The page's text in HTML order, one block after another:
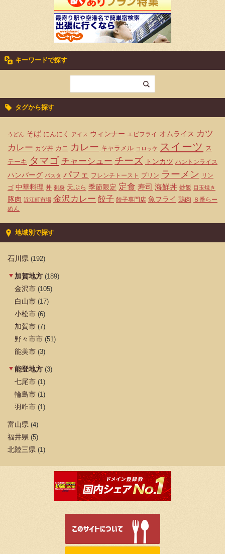
キーワードで探す
タグから探す
うどん そば にんにく アイス ウィンナー エビフライ オムライス カツ
カレー カツ丼 カニ カレー キャラメル コロッケ スイーツ ス
テーキ タマゴ チャーシュー チーズ トンカツ ハントンライス
ハンバーグ パスタ パフェ フレンチトースト プリン ラーメン リン
ゴ 中華料理 丼 刺身 天ぷら 季節限定 定食 寿司 海鮮丼 炒飯 目玉焼き
豚肉 近江町市場 金沢カレー 餃子 餃子専門店 魚フライ 鶏肉 ８番らー
めん
地域別で探す
石川県 (192)
加賀地方 (189)
金沢市 (105)
白山市 (17)
小松市 (6)
加賀市 (7)
野々市市 (51)
能美市 (3)
能登地方 (3)
七尾市 (1)
輪島市 (1)
羽咋市 (1)
富山県 (4)
福井県 (5)
北陸三県 (1)